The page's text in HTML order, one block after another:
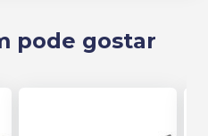
pode gostar